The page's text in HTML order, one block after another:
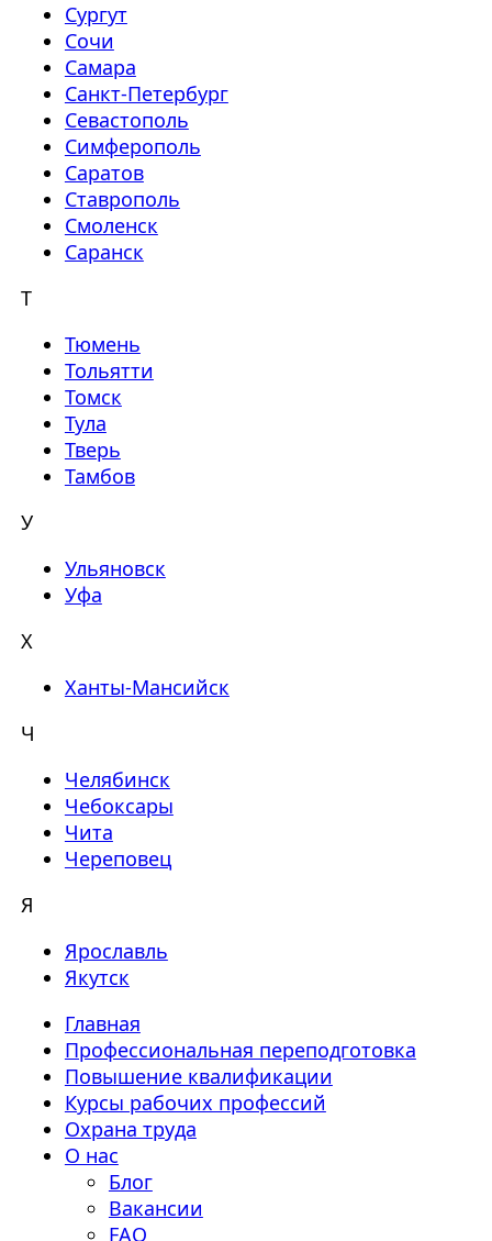
Сургут
Сочи
Самара
Санкт-Петербург
Севастополь
Симферополь
Саратов
Ставрополь
Смоленск
Саранск
Т
Тюмень
Тольятти
Томск
Тула
Тверь
Тамбов
У
Ульяновск
Уфа
Х
Ханты-Мансийск
Ч
Челябинск
Чебоксары
Чита
Череповец
Я
Ярославль
Якутск
Главная
Профессиональная переподготовка
Повышение квалификации
Курсы рабочих профессий
Охрана труда
О нас
Блог
Вакансии
FAQ